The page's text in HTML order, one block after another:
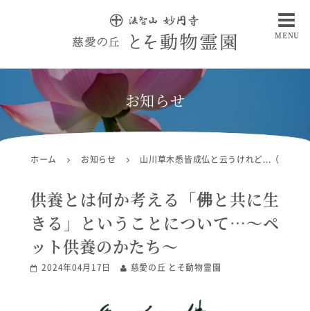
MENU
お知らせ
ホーム お知らせ 山川草木悉皆成仏と云うけれど...（コラム
供養とは何か考える「佛と共に生
きる」ということについて…〜ペ
ット供養のかたち〜
2024年04月17日 慈愛の丘 とそ動物霊園